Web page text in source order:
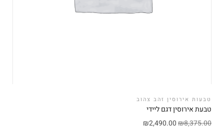
טבעות אירוסין זהב צהוב
טבעת אירוסין דגם ליידי
₪8,375.00
₪2,490.00